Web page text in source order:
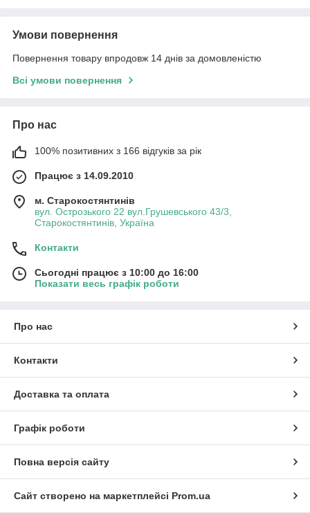
Умови повернення
Повернення товару впродовж 14 днів за домовленістю
Всі умови повернення
Про нас
100% позитивних з 166 відгуків за рік
Працює з 14.09.2010
м. Старокостянтинів
вул. Острозького 22 вул.Грушевського 43/3,
Старокостянтинів, Україна
Контакти
Сьогодні працює з 10:00 до 16:00
Показати весь графік роботи
Про нас
Контакти
Доставка та оплата
Графік роботи
Повна версія сайту
Сайт створено на маркетплейсі Prom.ua